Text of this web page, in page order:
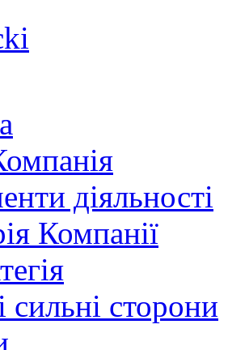
діяльності
Компанії
сторони